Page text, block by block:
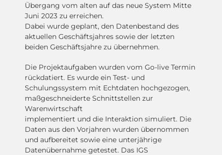
Übergang vom alten auf das neue System Mitte
Juni 2023 zu erreichen.
Dabei wurde geplant, den Datenbestand des
aktuellen Geschäftsjahres sowie der letzten
beiden Geschäftsjahre zu übernehmen.
Die Projektaufgaben wurden vom Go-live Termin
rückdatiert. Es wurde ein Test- und
Schulungssystem mit Echtdaten hochgezogen,
maßgeschneiderte Schnittstellen zur
Warenwirtschaft
implementiert und die Interaktion simuliert. Die
Daten aus den Vorjahren wurden übernommen
und aufbereitet sowie eine unterjährige
Datenübernahme getestet. Das IGS